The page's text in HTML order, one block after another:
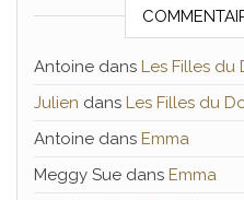
Antoine dans Les Filles du
Julien dans Les Filles du
Antoine dans Emma
Meggy Sue dans Emma